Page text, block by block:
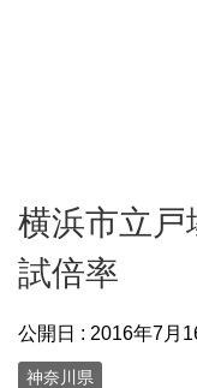
横浜市立戸
試倍率
公開日 : 2016年7月
神奈川県